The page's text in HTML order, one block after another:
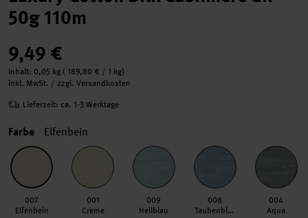
50g 110m
9,49 €
Inhalt: 0,05 kg ( 189,80 € / 1 kg)
inkl. MwSt. / zzgl. Versandkosten
Lieferzeit: ca. 1-3 Werktage
Farbe Elfenbein
007
Elfenbein
001
Creme
009
Hellblau
008
Taubenblau
004
Aqua